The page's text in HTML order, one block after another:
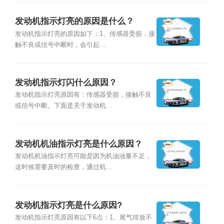
发动机指示灯亮的原因是什么？
发动机指示灯亮的原因如下：1、传感器受损，接
触不良或信号中断时，会引起...
发动机指示灯闪什么原因？
发动机指示灯亮原因有：传感器受损，接触不良
或信号中断。下面是关于发动机...
发动机机油指示灯亮是什么原因？
发动机机油指示灯亮可能是因为机油油量不足，
这时候需要及时的检查，通过机...
发动机指示灯亮是什么原因?
发动机指示灯亮原因有以下6点：1、尾气排放不